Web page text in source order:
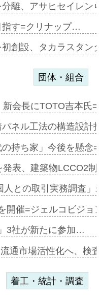
離、アサヒセイレ
指す=クリナップ…
創設、タカラスタ
団体・組合
新会長にTOTO吉本氏
ネル工法の構造設
持ち家」今後を懸
発表、建築物LCCO2
人との取引実務調査
開催=ジェルコビジ
3社が新たに参加…
通市場活性化へ、検
着工・統計・調査